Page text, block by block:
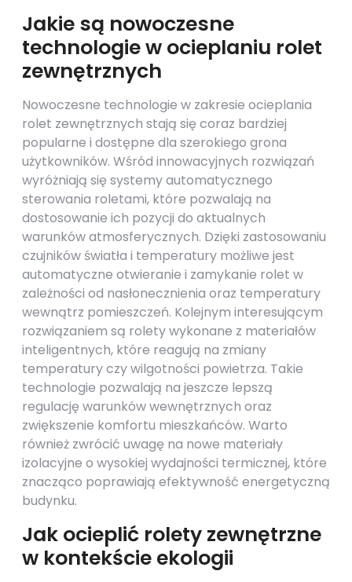
Jakie są nowoczesne
technologie w ocieplaniu rolet
zewnętrznych
Nowoczesne technologie w zakresie ocieplania
rolet zewnętrznych stają się coraz bardziej
popularne i dostępne dla szerokiego grona
użytkowników. Wśród innowacyjnych rozwiązań
wyróżniają się systemy automatycznego
sterowania roletami, które pozwalają na
dostosowanie ich pozycji do aktualnych
warunków atmosferycznych. Dzięki zastosowaniu
czujników światła i temperatury możliwe jest
automatyczne otwieranie i zamykanie rolet w
zależności od nasłonecznienia oraz temperatury
wewnątrz pomieszczeń. Kolejnym interesującym
rozwiązaniem są rolety wykonane z materiałów
inteligentnych, które reagują na zmiany
temperatury czy wilgotności powietrza. Takie
technologie pozwalają na jeszcze lepszą
regulację warunków wewnętrznych oraz
zwiększenie komfortu mieszkańców. Warto
również zwrócić uwagę na nowe materiały
izolacyjne o wysokiej wydajności termicznej, które
znacząco poprawiają efektywność energetyczną
budynku.
Jak ocieplić rolety zewnętrzne
w kontekście ekologii